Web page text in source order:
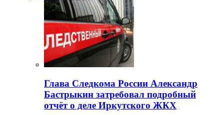
Глава Следкома России Александр
Бастрыкин затребовал подробный
отчёт о деле Иркутского ЖКХ